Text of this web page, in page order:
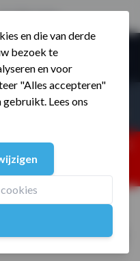
en die van derde
bezoek te
en voor
"Alles accepteren"
Lees ons
code:
boksartikelen,
vanaf 19 aug.
10 kg
10 kg